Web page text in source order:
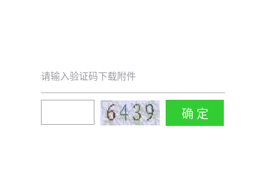
请输入验证码下载附件